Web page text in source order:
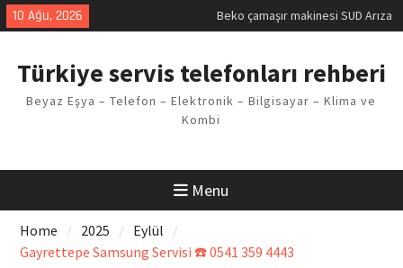
Skip
to
10 Ağu, 2026
Demirdöküm buzdolabı E1 Arıza
Arızası Çözümü
E02 Arıza Kodu Regal kombi
Sorunu
Türkiye servis telefonları rehberi
Beyaz Eşya – Telefon – Elektronik – Bilgisayar – Klima ve
Kombi
Menu
Home 2025
Eylül
Gayrettepe Samsung Servisi ☎️ 0541 359 4443